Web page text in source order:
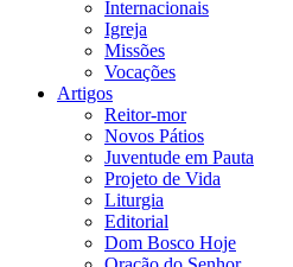
Internacionais
Igreja
Missões
Vocações
Artigos
Reitor-mor
Novos Pátios
Juventude em Pauta
Projeto de Vida
Liturgia
Editorial
Dom Bosco Hoje